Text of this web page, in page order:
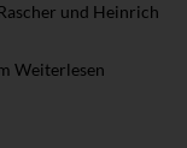
und Heinrich
Weiterlesen